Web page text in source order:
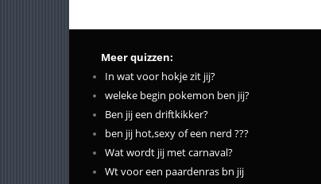
Meer quizzen:
In wat voor hokje zit jij?
weleke begin pokemon ben jij?
Ben jij een driftkikker?
ben jij hot,sexy of een nerd ???
Wat wordt jij met carnaval?
Wt voor een paardenras bn jij